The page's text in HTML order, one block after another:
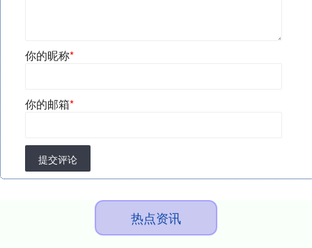
你的昵称*
你的邮箱*
提交评论
热点资讯